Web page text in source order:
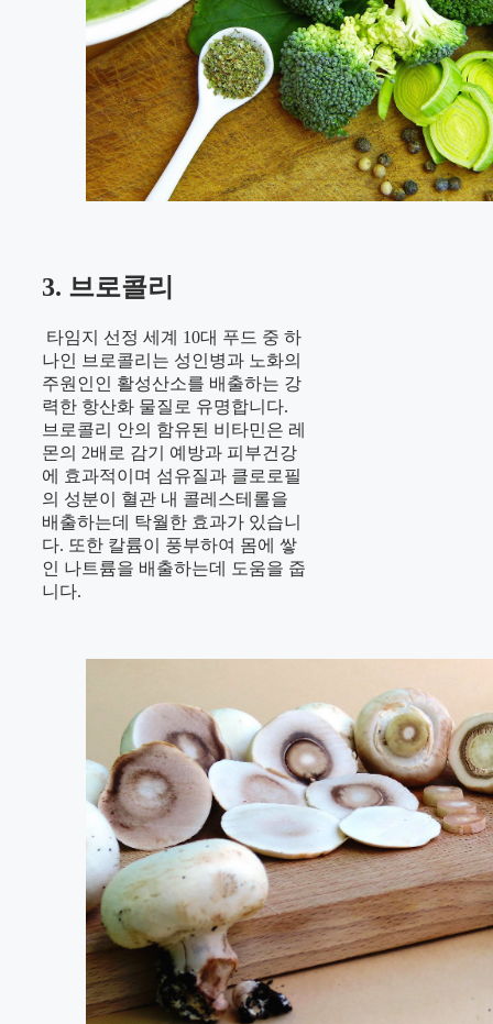
3. 브로콜리
타임지 선정 세계 10대 푸드 중 하
나인 브로콜리는 성인병과 노화의
주원인인 활성산소를 배출하는 강
력한 항산화 물질로 유명합니다.
브로콜리 안의 함유된 비타민은 레
몬의 2배로 감기 예방과 피부건강
에 효과적이며 섬유질과 클로로필
의 성분이 혈관 내 콜레스테롤을
배출하는데 탁월한 효과가 있습니
다. 또한 칼륨이 풍부하여 몸에 쌓
인 나트륨을 배출하는데 도움을 줍
니다.